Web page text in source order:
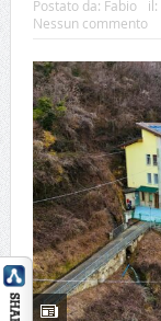
Postato da: Fabio il:
Nessun commento